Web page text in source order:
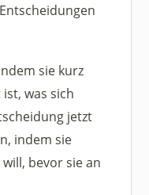
sie kurz
was sich
jetzt
indem sie
bevor sie an